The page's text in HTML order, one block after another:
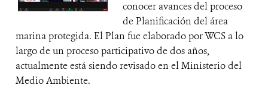
conocer avances del proceso
de Planificación del área
marina protegida. El Plan fue elaborado por WCS a lo
largo de un proceso participativo de dos años,
actualmente está siendo revisado en el Ministerio del
Medio Ambiente.